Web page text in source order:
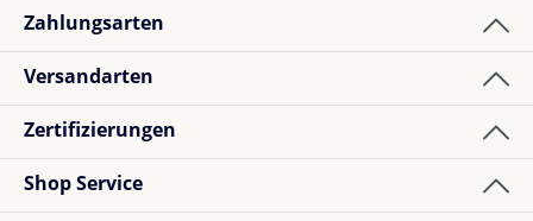
Zahlungsarten
Versandarten
Zertifizierungen
Shop Service